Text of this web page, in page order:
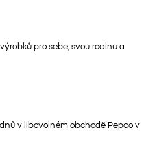
pro sebe, svou rodinu a
v libovolném obchodě Pepco v